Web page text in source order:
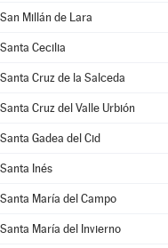
San Millán de Lara
Santa Cecilia
Santa Cruz de la Salceda
Santa Cruz del Valle Urbión
Santa Gadea del Cid
Santa Inés
Santa María del Campo
Santa María del Invierno